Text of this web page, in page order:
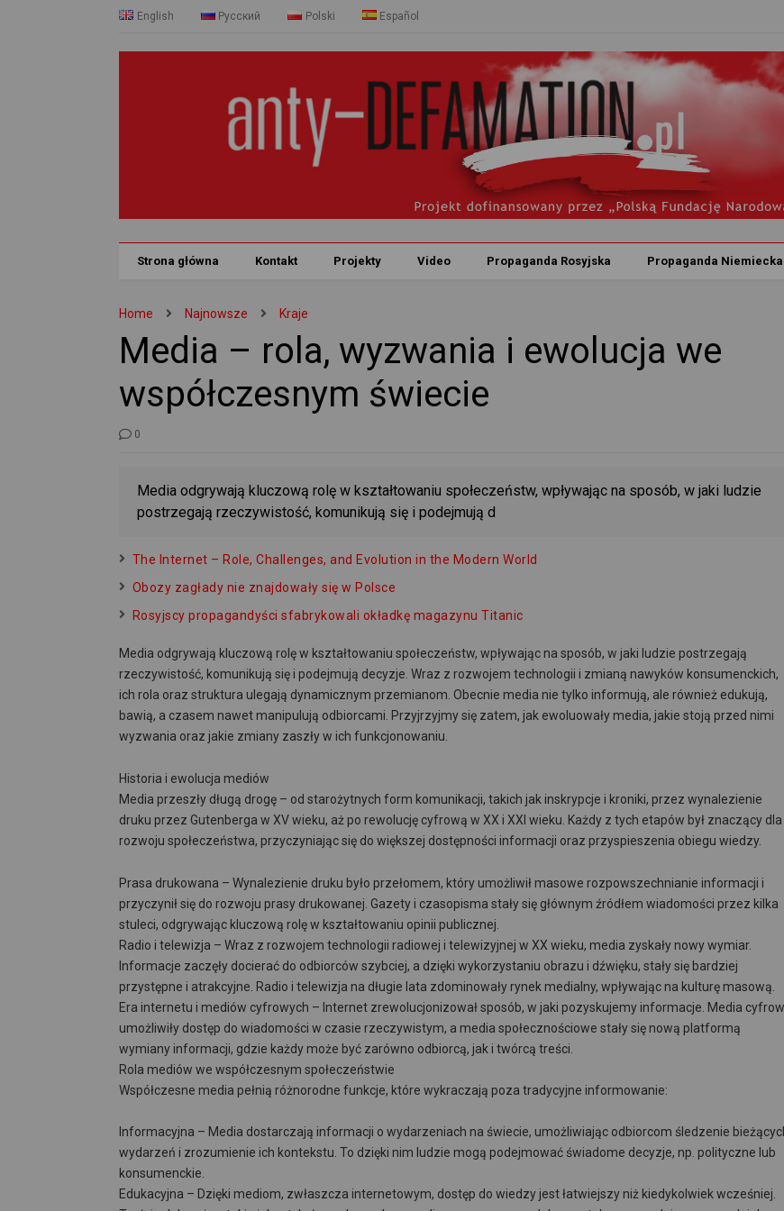
English Русский Polski Español
Strona główna Kontakt Projekty Video Propaganda Rosyjska Propaganda Niemiecka
Home Najnowsze Kraje
Media – rola, wyzwania i ewolucja we
współczesnym świecie
0
Media odgrywają kluczową rolę w kształtowaniu społeczeństw, wpływając na sposób, w jaki ludzie
postrzegają rzeczywistość, komunikują się i podejmują d
The Internet – Role, Challenges, and Evolution in the Modern World
Obozy zagłady nie znajdowały się w Polsce
Rosyjscy propagandyści sfabrykowali okładkę magazynu Titanic
Media odgrywają kluczową rolę w kształtowaniu społeczeństw, wpływając na sposób, w jaki ludzie postrzegają
rzeczywistość, komunikują się i podejmują decyzje. Wraz z rozwojem technologii i zmianą nawyków konsumenckich,
ich rola oraz struktura ulegają dynamicznym przemianom. Obecnie media nie tylko informują, ale również edukują,
bawią, a czasem nawet manipulują odbiorcami. Przyjrzyjmy się zatem, jak ewoluowały media, jakie stoją przed nimi
wyzwania oraz jakie zmiany zaszły w ich funkcjonowaniu.
Historia i ewolucja mediów
Media przeszły długą drogę – od starożytnych form komunikacji, takich jak inskrypcje i kroniki, przez wynalezienie
druku przez Gutenberga w XV wieku, aż po rewolucję cyfrową w XX i XXI wieku. Każdy z tych etapów był znaczący dla
rozwoju społeczeństwa, przyczyniając się do większej dostępności informacji oraz przyspieszenia obiegu wiedzy.
Prasa drukowana – Wynalezienie druku było przełomem, który umożliwił masowe rozpowszechnianie informacji i
przyczynił się do rozwoju prasy drukowanej. Gazety i czasopisma stały się głównym źródłem wiadomości przez kilka
stuleci, odgrywając kluczową rolę w kształtowaniu opinii publicznej.
Radio i telewizja – Wraz z rozwojem technologii radiowej i telewizyjnej w XX wieku, media zyskały nowy wymiar.
Informacje zaczęły docierać do odbiorców szybciej, a dzięki wykorzystaniu obrazu i dźwięku, stały się bardziej
przystępne i atrakcyjne. Radio i telewizja na długie lata zdominowały rynek medialny, wpływając na kulturę masową.
Era internetu i mediów cyfrowych – Internet zrewolucjonizował sposób, w jaki pozyskujemy informacje. Media
umożliwiły dostęp do wiadomości w czasie rzeczywistym, a media społecznościowe stały się nową platformą
wymiany informacji, gdzie każdy może być zarówno odbiorcą, jak i twórcą treści.
Rola mediów we współczesnym społeczeństwie
Współczesne media pełnią różnorodne funkcje, które wykraczają poza tradycyjne informowanie:
Informacyjna – Media dostarczają informacji o wydarzeniach na świecie, umożliwiając odbiorcom śledzenie
wydarzeń i zrozumienie ich kontekstu. To dzięki nim ludzie mogą podejmować świadome decyzje, np. polityczne lub
konsumenckie.
Edukacyjna – Dzięki mediom, zwłaszcza internetowym, dostęp do wiedzy jest łatwiejszy niż kiedykolwiek wcześniej.